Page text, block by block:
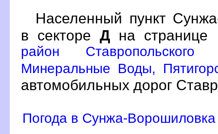
Населенный пункт
в секторе Д на странице
район
Минеральные Воды,
автомобильных дорог
Погода в Сунжа-Ворошиловка